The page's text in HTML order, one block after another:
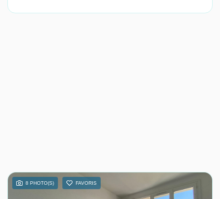
8 PHOTO(S) FAVORIS